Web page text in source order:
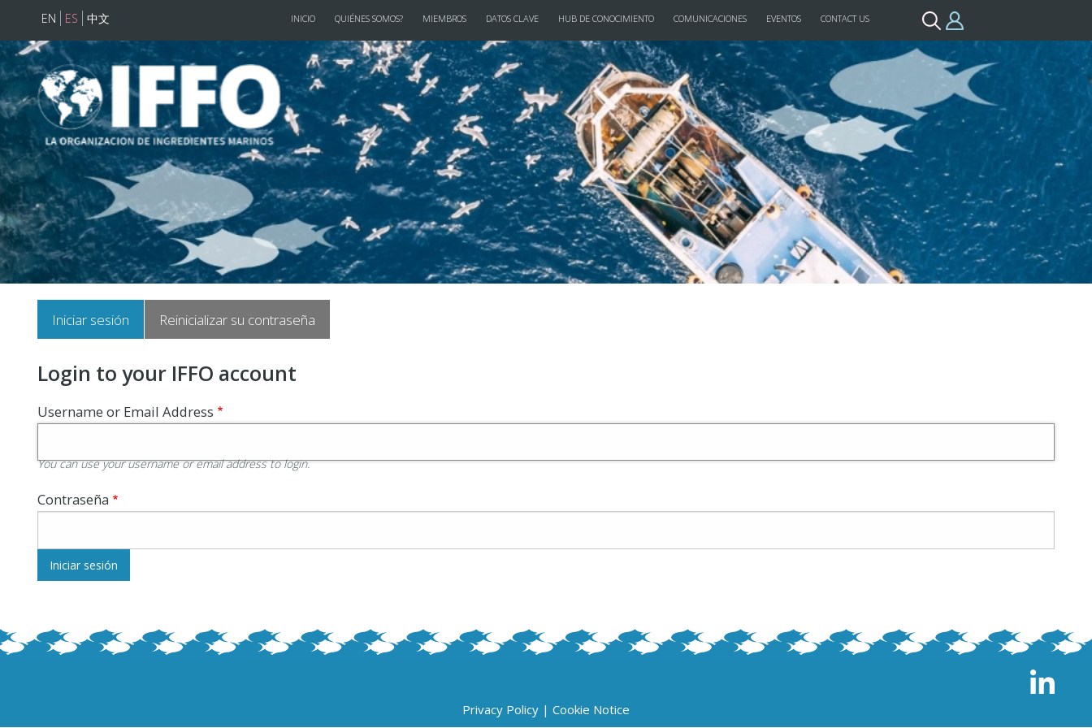
Pasar al contenido principal
EN ES 中文 INICIO QUIÉNES SOMOS? MIEMBROS DATOS CLAVE HUB DE CONOCIMIENTO COMUNICACIONES EVENTOS CONTACT US
Solapas
principales
Iniciar sesión Reinicializar su contraseña
Login to your IFFO account
Username or Email Address
You can use your username or email address to login.
Contraseña
Privacy Policy| Cookie Notice